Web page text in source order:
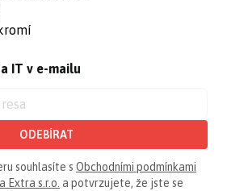
IT v e-mailu
ODEBÍRAT
souhlasíte s Obchodními podmínkami
Extra s.r.o. a potvrzujete, že jste se